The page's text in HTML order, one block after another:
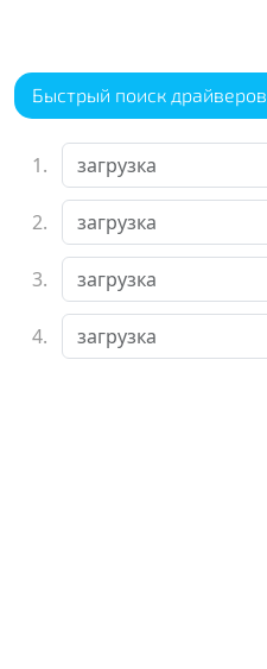
Быстрый поиск драйверов
1.
2.
3.
4.